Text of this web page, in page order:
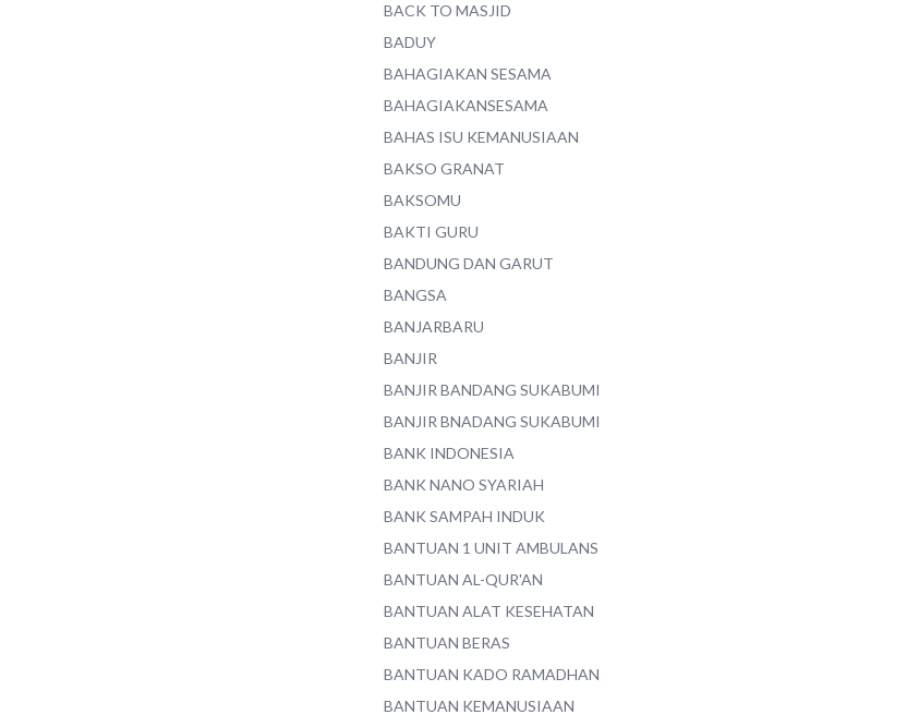
BACK TO MASJID
BADUY
BAHAGIAKAN SESAMA
BAHAGIAKANSESAMA
BAHAS ISU KEMANUSIAAN
BAKSO GRANAT
BAKSOMU
BAKTI GURU
BANDUNG DAN GARUT
BANGSA
BANJARBARU
BANJIR
BANJIR BANDANG SUKABUMI
BANJIR BNADANG SUKABUMI
BANK INDONESIA
BANK NANO SYARIAH
BANK SAMPAH INDUK
BANTUAN 1 UNIT AMBULANS
BANTUAN AL-QUR'AN
BANTUAN ALAT KESEHATAN
BANTUAN BERAS
BANTUAN KADO RAMADHAN
BANTUAN KEMANUSIAAN